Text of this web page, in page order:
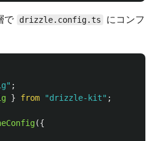
で drizzle.config.ts
にコンフ
" ;
} from "drizzle-kit" ;
({